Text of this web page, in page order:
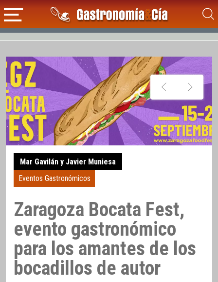
Mar Gavilán y Javier Muniesa
Eventos Gastronómicos
Zaragoza Bocata Fest,
evento gastronómico
para los amantes de los
bocadillos de autor